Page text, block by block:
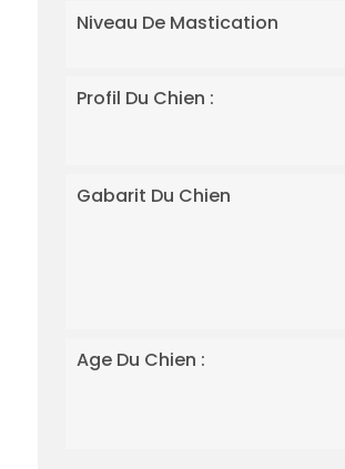
Niveau De Mastication
Profil Du Chien :
Gabarit Du Chien
Age Du Chien :